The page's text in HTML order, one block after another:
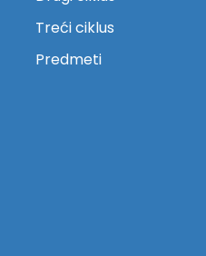
Treći ciklus
Predmeti